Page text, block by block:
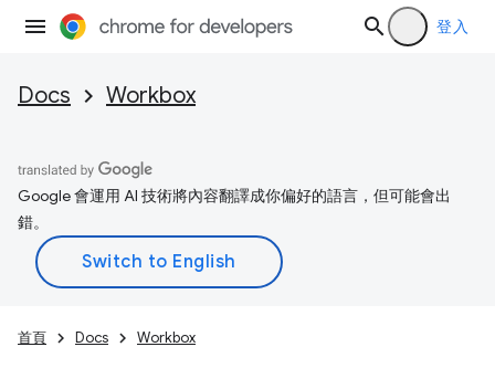
登入
Docs Workbox
Google 會運用 AI 技術將內容翻譯成你偏好的語言，但可能會出
錯。
首頁 Docs Workbox